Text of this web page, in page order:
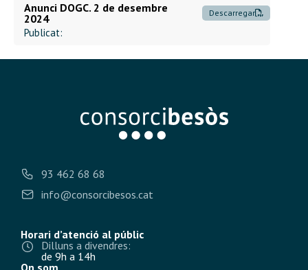
Anunci DOGC. 2 de desembre
2024
Descarregar
Publicat:
93 462 68 68
info@consorcibesos.cat
Horari d’atenció al públic
Dilluns a divendres:
de 9h a 14h